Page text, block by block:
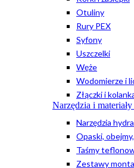
Otuliny
Rury PEX
Syfony
Uszczelki
Węże
Wodomierze i
Złączki i
Narzędzia i
Narzędzia
Opaski,
Taśmy
Zestawy